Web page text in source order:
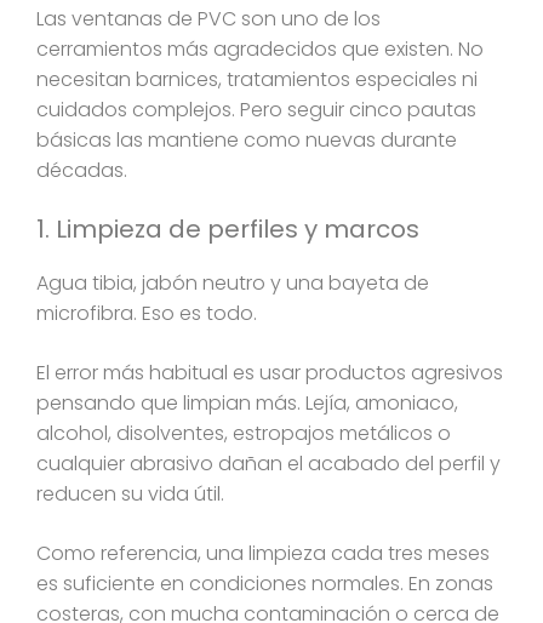
Las ventanas de PVC son uno de los
cerramientos más agradecidos que existen. No
necesitan barnices, tratamientos especiales ni
cuidados complejos. Pero seguir cinco pautas
básicas las mantiene como nuevas durante
décadas.
1. Limpieza de perfiles y marcos
Agua tibia, jabón neutro y una bayeta de
microfibra. Eso es todo.
El error más habitual es usar productos agresivos
pensando que limpian más. Lejía, amoniaco,
alcohol, disolventes, estropajos metálicos o
cualquier abrasivo dañan el acabado del perfil y
reducen su vida útil.
Como referencia, una limpieza cada tres meses
es suficiente en condiciones normales. En zonas
costeras, con mucha contaminación o cerca de